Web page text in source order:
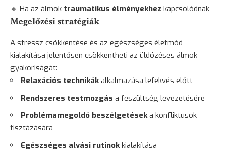
🔸 Ha az álmok traumatikus élményekhez kapcsolódnak
Megelőzési stratégiák
A stressz csökkentése és az egészséges életmód
kialakítása jelentősen csökkentheti az üldözéses álmok
gyakoriságát:
Relaxációs technikákalkalmazása lefekvés előtt
Rendszeres testmozgás a feszültség levezetésére
Problémamegoldó beszélgetéseka konfliktusok
tisztázására
Egészséges alvási rutinokkialakítása